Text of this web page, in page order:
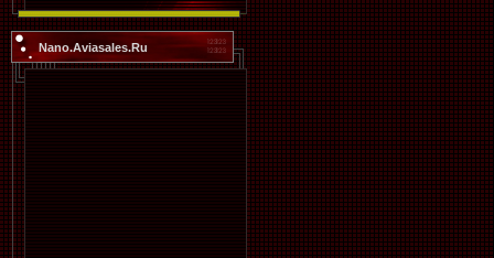
Nano.Aviasales.Ru